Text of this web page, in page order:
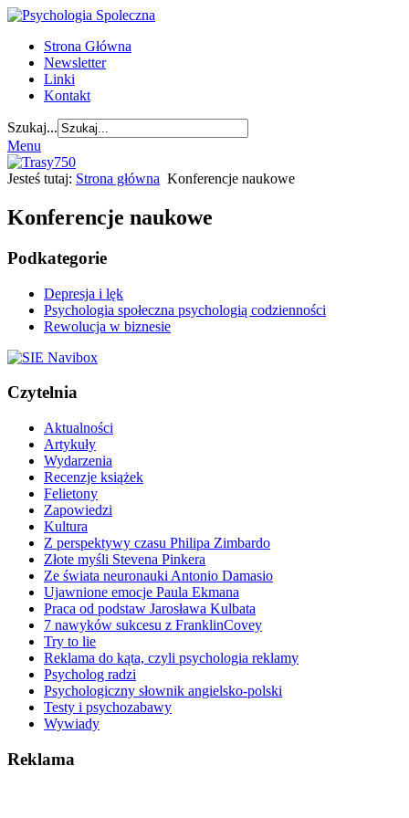
Strona Główna
Newsletter
Linki
Kontakt
Szukaj...
Menu
Jesteś tutaj: Strona główna Konferencje naukowe
Konferencje naukowe
Podkategorie
Depresja i lęk
Psychologia społeczna psychologią codzienności
Rewolucja w biznesie
Czytelnia
Aktualności
Artykuły
Wydarzenia
Recenzje książek
Felietony
Zapowiedzi
Kultura
Z perspektywy czasu Philipa Zimbardo
Złote myśli Stevena Pinkera
Ze świata neuronauki Antonio Damasio
Ujawnione emocje Paula Ekmana
Praca od podstaw Jarosława Kulbata
7 nawyków sukcesu z FranklinCovey
Try to lie
Reklama do kąta, czyli psychologia reklamy
Psycholog radzi
Psychologiczny słownik angielsko-polski
Testy i psychozabawy
Wywiady
Reklama